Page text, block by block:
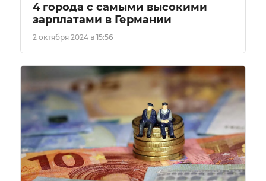
4 города с самыми высокими
зарплатами в Германии
2 октября 2024 в 15:56